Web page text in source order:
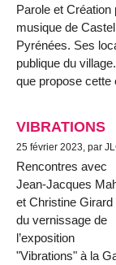
Parole et Création
musique de
Pyrénées. Ses
publique du
que propose cette
VIBRATIONS
25 février 2023, par
Rencontres avec
Jean-Jacques
et Christine Girard
du vernissage de
l’exposition
"Vibrations" à la